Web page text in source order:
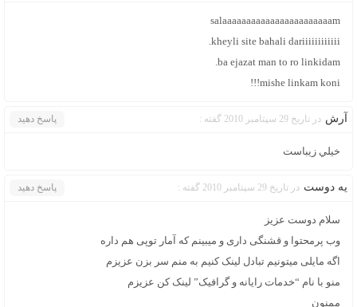
salaaaaaaaaaaaaaaaaaaaaaaam
kheyli site bahali dariiiiiiiiiiii.
ba ejazat man to ro linkidam.
mishe linkam koni!!!
آرش در تاریخ 29 سپتامبر 2010 گفته : پاسخ دهید
خيلي زيباست
یه دوست در تاریخ 29 سپتامبر 2010 گفته : پاسخ دهید
سلام دوست عزیز
وب پرمحتوا و قشنگی داری و میبینم که آمار توپی هم داره
اگه مایلی میتونیم تبادل لینک کنیم به منم سر بزن عزیزم
منو با نام “خدمات رایانه و گرافیک” لینک کن عزیزم
ممنون